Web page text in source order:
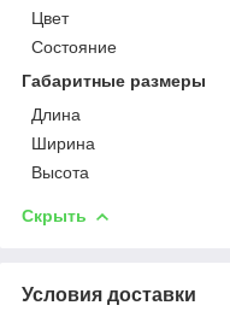
Цвет
Состояние
Габаритные размеры
Длина
Ширина
Высота
Скрыть
Условия доставки